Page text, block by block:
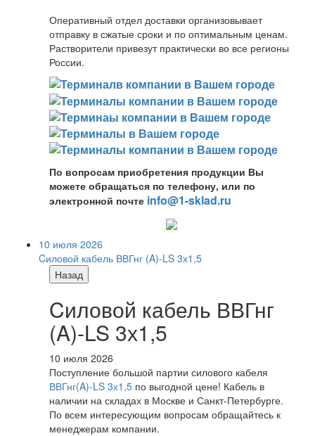
Оперативный отдел доставки организовывает
отправку в сжатые сроки и по оптимальным ценам.
Растворители привезут практически во все регионы
России.
По вопросам приобретения продукции Вы
можете обращаться по телефону, или по
электронной почте info@1-sklad.ru
10 июля 2026
Cиловой кабель ВВГнг (A)-LS 3х1,5
Назад
Cиловой кабель ВВГнг
(A)-LS 3х1,5
10 июля 2026
Поступление большой партии силового кабеля
ВВГнг(A)-LS 3х1,5 по выгодной цене! Кабель в
наличии на складах в Москве и Санкт-Петербурге.
По всем интересующим вопросам обращайтесь к
менеджерам компании.